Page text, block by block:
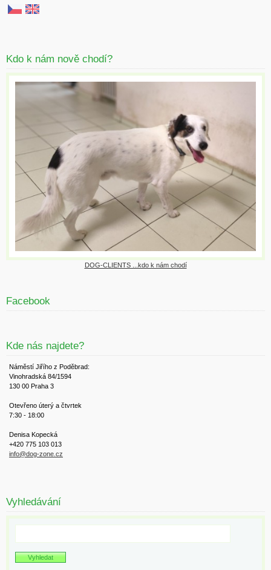
Kdo k nám nově chodí?
DOG-CLIENTS ...kdo k nám chodí
Facebook
Kde nás najdete?
Náměstí Jiřího z Poděbrad:
Vinohradská 84/1594
130 00 Praha 3
Otevřeno úterý a čtvrtek
7:30 - 18:00
Denisa Kopecká
+420 775 103 013
info@dog-zone.cz
Vyhledávání